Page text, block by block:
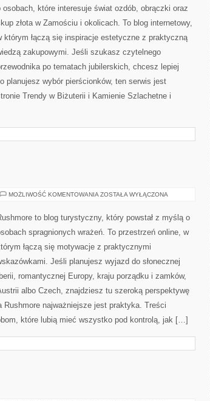
osobach, które interesuje świat ozdób, obrączki oraz
złota w Zamościu i okolicach. To blog internetowy,
którym łączą się inspiracje estetyczne z praktyczną
zakupowymi. Jeśli szukasz czytelnego
po tematach jubilerskich, chcesz lepiej
planujesz wybór pierścionków, ten serwis jest
Trendy w Biżuterii i Kamienie Szlachetne i
MOŻLIWOŚĆ KOMENTOWANIA WIELKA
ZOSTAŁA WYŁĄCZONA
to blog turystyczny, który powstał z myślą o
spragnionych wrażeń. To przestrzeń online, w
łączą się motywacje z praktycznymi
Jeśli planujesz wyjazd do słonecznej
Iberii, romantycznej Europy, kraju porządku i zamków,
albo Czech, znajdziesz tu szeroką perspektywę
Rushmore najważniejsze jest praktyka. Treści
które lubią mieć wszystko pod kontrolą, jak […]